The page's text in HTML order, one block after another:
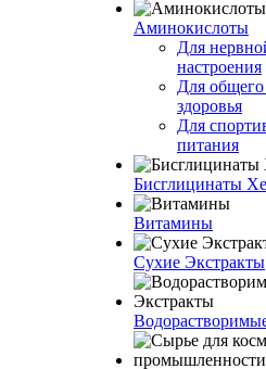
Аминокислоты
Для
настроения
Для общего
здоровья
Для
питания
Бисглицинаты
Витамины
Сухие Экстракты